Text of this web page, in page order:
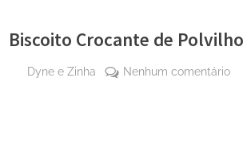
Biscoito Crocante de Polvilho
By
Dyne e Zinha Nenhum comentárioem